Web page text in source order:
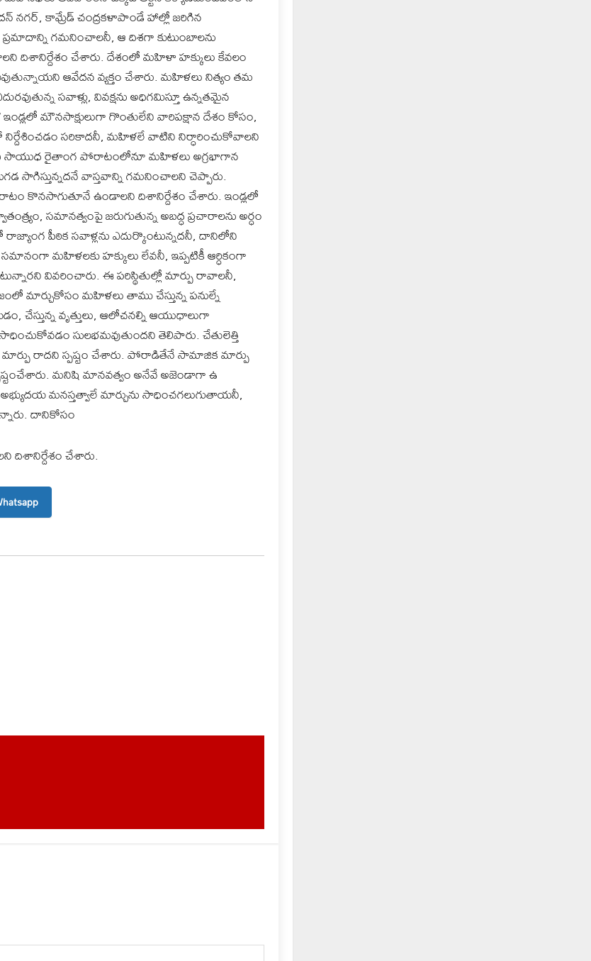
నగర్, కామ్రేడ్ చంద్రకళాపాండే హాల్లో జరిగిన
గమనించాలనీ, ఆ దిశగా కుటుంబాలను
దిశానిర్దేశం చేశారు. దేశంలో మహిళా హక్కులు కేవలం
ఆవేదన వ్యక్తం చేశారు. మహిళలు నిత్యం తమ
సవాళ్లు, వివక్షను అధిగమిస్తూ ఉన్నతమైన
మౌనసాక్షులుగా గొంతులేని వారిపక్షాన దేశం కోసం,
సరికాదనీ, మహిళలే వాటిని నిర్ధారించుకోవాలని
సాయుధ రైతాంగ పోరాటంలోనూ మహిళలు అగ్రభాగాన
సాగిస్తున్నదనే వాస్తవాన్ని గమనించాలని చెప్పారు.
కొనసాగుతూనే ఉండాలని దిశానిర్దేశం చేశారు. ఇండ్లలో
సమానత్వంపై జరుగుతున్న అబద్ధ ప్రచారాలను అర్ధం
పీఠిక సవాళ్లను ఎదుర్కొంటున్నదనీ, దానిలోని
మహిళలకు హక్కులు లేవనీ, ఇప్పటికీ ఆర్ధికంగా
వివరించారు. ఈ పరిస్థితుల్లో మార్పు రావాలనీ,
మార్చుకోసం మహిళలు తాము చేస్తున్న పనుల్నే
వృత్తులు, ఆలోచనల్ని ఆయుధాలుగా
సులభమవుతుందని తెలిపారు. చేతులెత్తి
మార్పు రాదని స్పష్టం చేశారు. పోరాడితేనే సామాజిక మార్పు
మనిషి మానవత్వం అనేవే అజెండాగా ఉ
మనస్తత్వాలే మార్చును సాధించగలుగుతాయనీ,
దానికోసం
దిశానిర్దేశం చేశారు.